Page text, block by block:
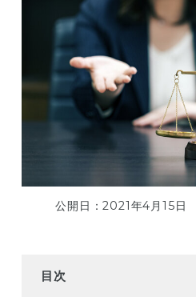
公開日：2021年4月15